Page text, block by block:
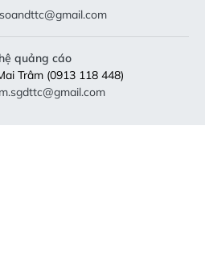
quảng cáo
Trâm (0913 118 448)